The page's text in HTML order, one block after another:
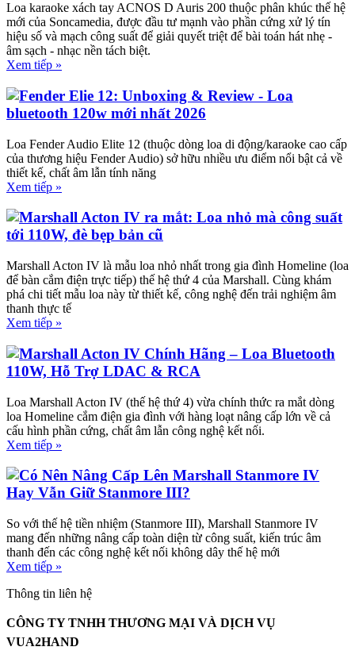
Loa karaoke xách tay ACNOS D Auris 200 thuộc phân khúc thế hệ
mới của Soncamedia, được đầu tư mạnh vào phần cứng xử lý tín
hiệu số và mạch công suất để giải quyết triệt để bài toán hát nhẹ -
âm sạch - nhạc nền tách biệt.
Xem tiếp »
Fender Elie 12: Unboxing & Review - Loa
bluetooth 120w mới nhất 2026
Loa Fender Audio Elite 12 (thuộc dòng loa di động/karaoke cao cấp
của thương hiệu Fender Audio) sở hữu nhiều ưu điểm nổi bật cả về
thiết kế, chất âm lẫn tính năng
Xem tiếp »
Marshall Acton IV ra mắt: Loa nhỏ mà công suất
tới 110W, đè bẹp bản cũ
Marshall Acton IV là mẫu loa nhỏ nhất trong gia đình Homeline (loa
để bàn cắm điện trực tiếp) thế hệ thứ 4 của Marshall. Cùng khám
phá chi tiết mẫu loa này từ thiết kế, công nghệ đến trải nghiệm âm
thanh thực tế
Xem tiếp »
Marshall Acton IV Chính Hãng – Loa Bluetooth
110W, Hỗ Trợ LDAC & RCA
Loa Marshall Acton IV (thế hệ thứ 4) vừa chính thức ra mắt dòng
loa Homeline cắm điện gia đình với hàng loạt nâng cấp lớn về cả
cấu hình phần cứng, chất âm lẫn công nghệ kết nối.
Xem tiếp »
Có Nên Nâng Cấp Lên Marshall Stanmore IV
Hay Vẫn Giữ Stanmore III?
So với thế hệ tiền nhiệm (Stanmore III), Marshall Stanmore IV
mang đến những nâng cấp toàn diện từ công suất, kiến trúc âm
thanh đến các công nghệ kết nối không dây thế hệ mới
Xem tiếp »
Thông tin liên hệ
CÔNG TY TNHH THƯƠNG MẠI VÀ DỊCH VỤ
VUA2HAND